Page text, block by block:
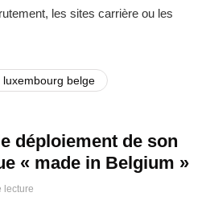
les sites carrière ou les
luxembourg belge
déploiement de son
« made in Belgium »
lecture